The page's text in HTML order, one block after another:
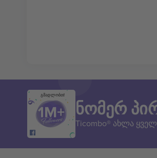
გმადლობთ!
ნომერ
Ticombo® ახლა